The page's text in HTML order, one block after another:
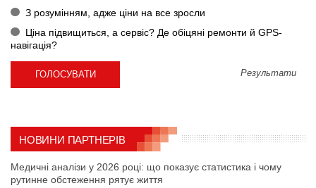
З розумінням, адже ціни на все зросли
Ціна підвищиться, а сервіс? Де обіцяні ремонти й GPS-
навігація?
Результати
НОВИНИ ПАРТНЕРІВ
Медичні аналізи у 2026 році: що показує статистика і чому
рутинне обстеження рятує життя